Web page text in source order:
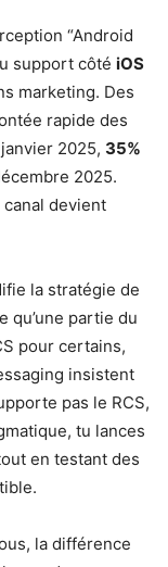
“Android
support côté iOS
marketing. Des
rapide des
2025, 35%
2025.
canal devient
la stratégie de
qu’une partie du
pour certains,
insistent
pas le RCS,
tu lances
en testant des
la différence